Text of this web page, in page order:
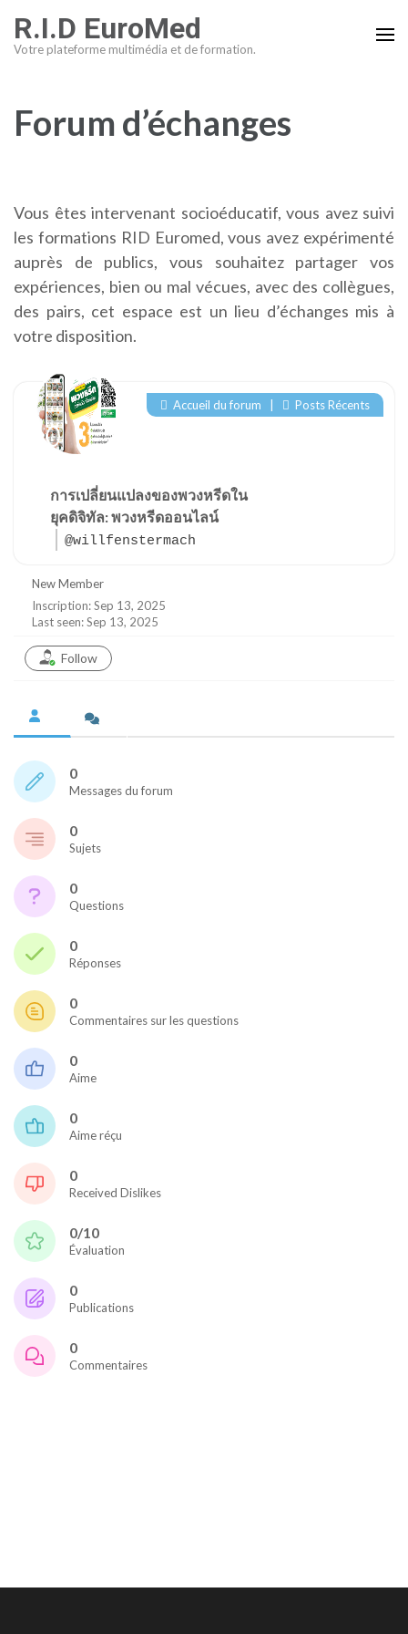
au
contenu
Entrée)
R.I.D EuroMed
Votre plateforme multimédia et de formation.
Forum d’échanges
Vous êtes intervenant socioéducatif, vous avez suivi
les formations RID Euromed, vous avez expérimenté
auprès de publics, vous souhaitez partager vos
expériences, bien ou mal vécues, avec des collègues,
des pairs, cet espace est un lieu d’échanges mis à
votre disposition.
การเปลี่ยนแปลงของพวงหรีดใน
ยุคดิจิทัล: พวงหรีดออนไลน์
@willfenstermach
Accueil du forum Posts Récents
New Member
Inscription: Sep 13, 2025
Last seen: Sep 13, 2025
Follow
0
Messages du forum
0
Sujets
0
Questions
0
Réponses
0
Commentaires sur les questions
0
Aime
0
Aime réçu
0
Received Dislikes
0/10
Évaluation
0
Publications
0
Commentaires